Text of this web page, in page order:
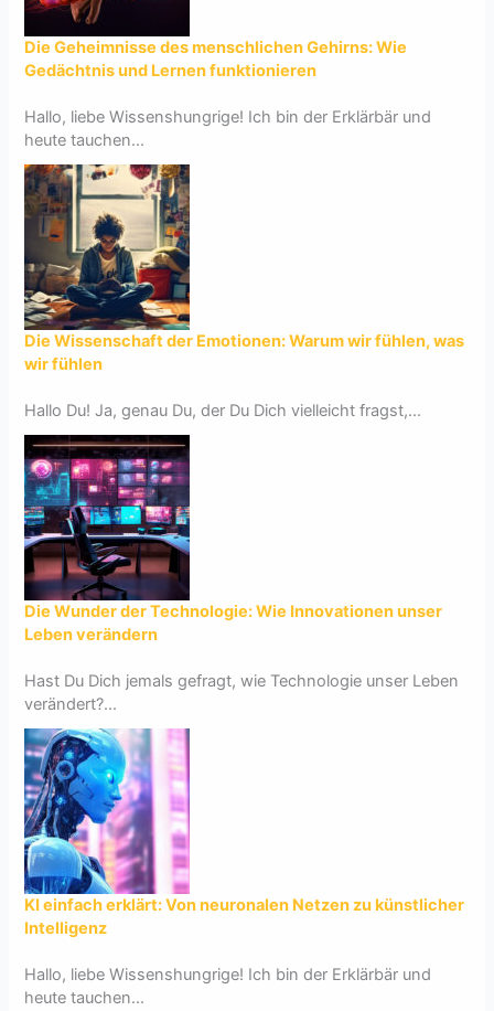
Die Geheimnisse des menschlichen Gehirns: Wie
Gedächtnis und Lernen funktionieren
Hallo, liebe Wissenshungrige! Ich bin der Erklärbär und
heute tauchen...
Die Wissenschaft der Emotionen: Warum wir fühlen, was
wir fühlen
Hallo Du! Ja, genau Du, der Du Dich vielleicht fragst,...
Die Wunder der Technologie: Wie Innovationen unser
Leben verändern
Hast Du Dich jemals gefragt, wie Technologie unser Leben
verändert?...
KI einfach erklärt: Von neuronalen Netzen zu künstlicher
Intelligenz
Hallo, liebe Wissenshungrige! Ich bin der Erklärbär und
heute tauchen...